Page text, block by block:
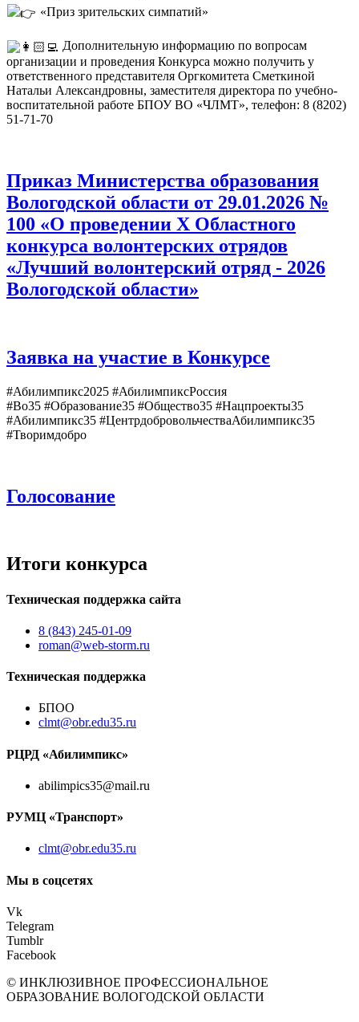
«Приз зрительских симпатий»
Дополнительную информацию по вопросам
организации и проведения Конкурса можно получить у
ответственного представителя Оргкомитета Сметкиной
Натальи Александровны, заместителя директора по учебно-
воспитательной работе БПОУ ВО «ЧЛМТ», телефон: 8 (8202)
51-71-70
Приказ Министерства образования
Вологодской области от 29.01.2026 №
100 «О проведении Х Областного
конкурса волонтерских отрядов
«Лучший волонтерский отряд - 2026
Вологодской области»
Заявка на участие в Конкурсе
#Абилимпикс2025 #АбилимпиксРоссия
#Во35 #Образование35 #Общество35 #Нацпроекты35
#Абилимпикс35 #ЦентрдобровольчестваАбилимпикс35
#Творимдобро
Голосование
Итоги конкурса
Техническая поддержка сайта
8 (843) 245-01-09
roman@web-storm.ru
Техническая поддержка
БПОО
clmt@obr.edu35.ru
РЦРД «Абилимпикс»
abilimpics35@mail.ru
РУМЦ «Транспорт»
clmt@obr.edu35.ru
Мы в соцсетях
Vk
Telegram
Tumblr
Facebook
© ИНКЛЮЗИВНОЕ ПРОФЕССИОНАЛЬНОЕ
ОБРАЗОВАНИЕ ВОЛОГОДСКОЙ ОБЛАСТИ